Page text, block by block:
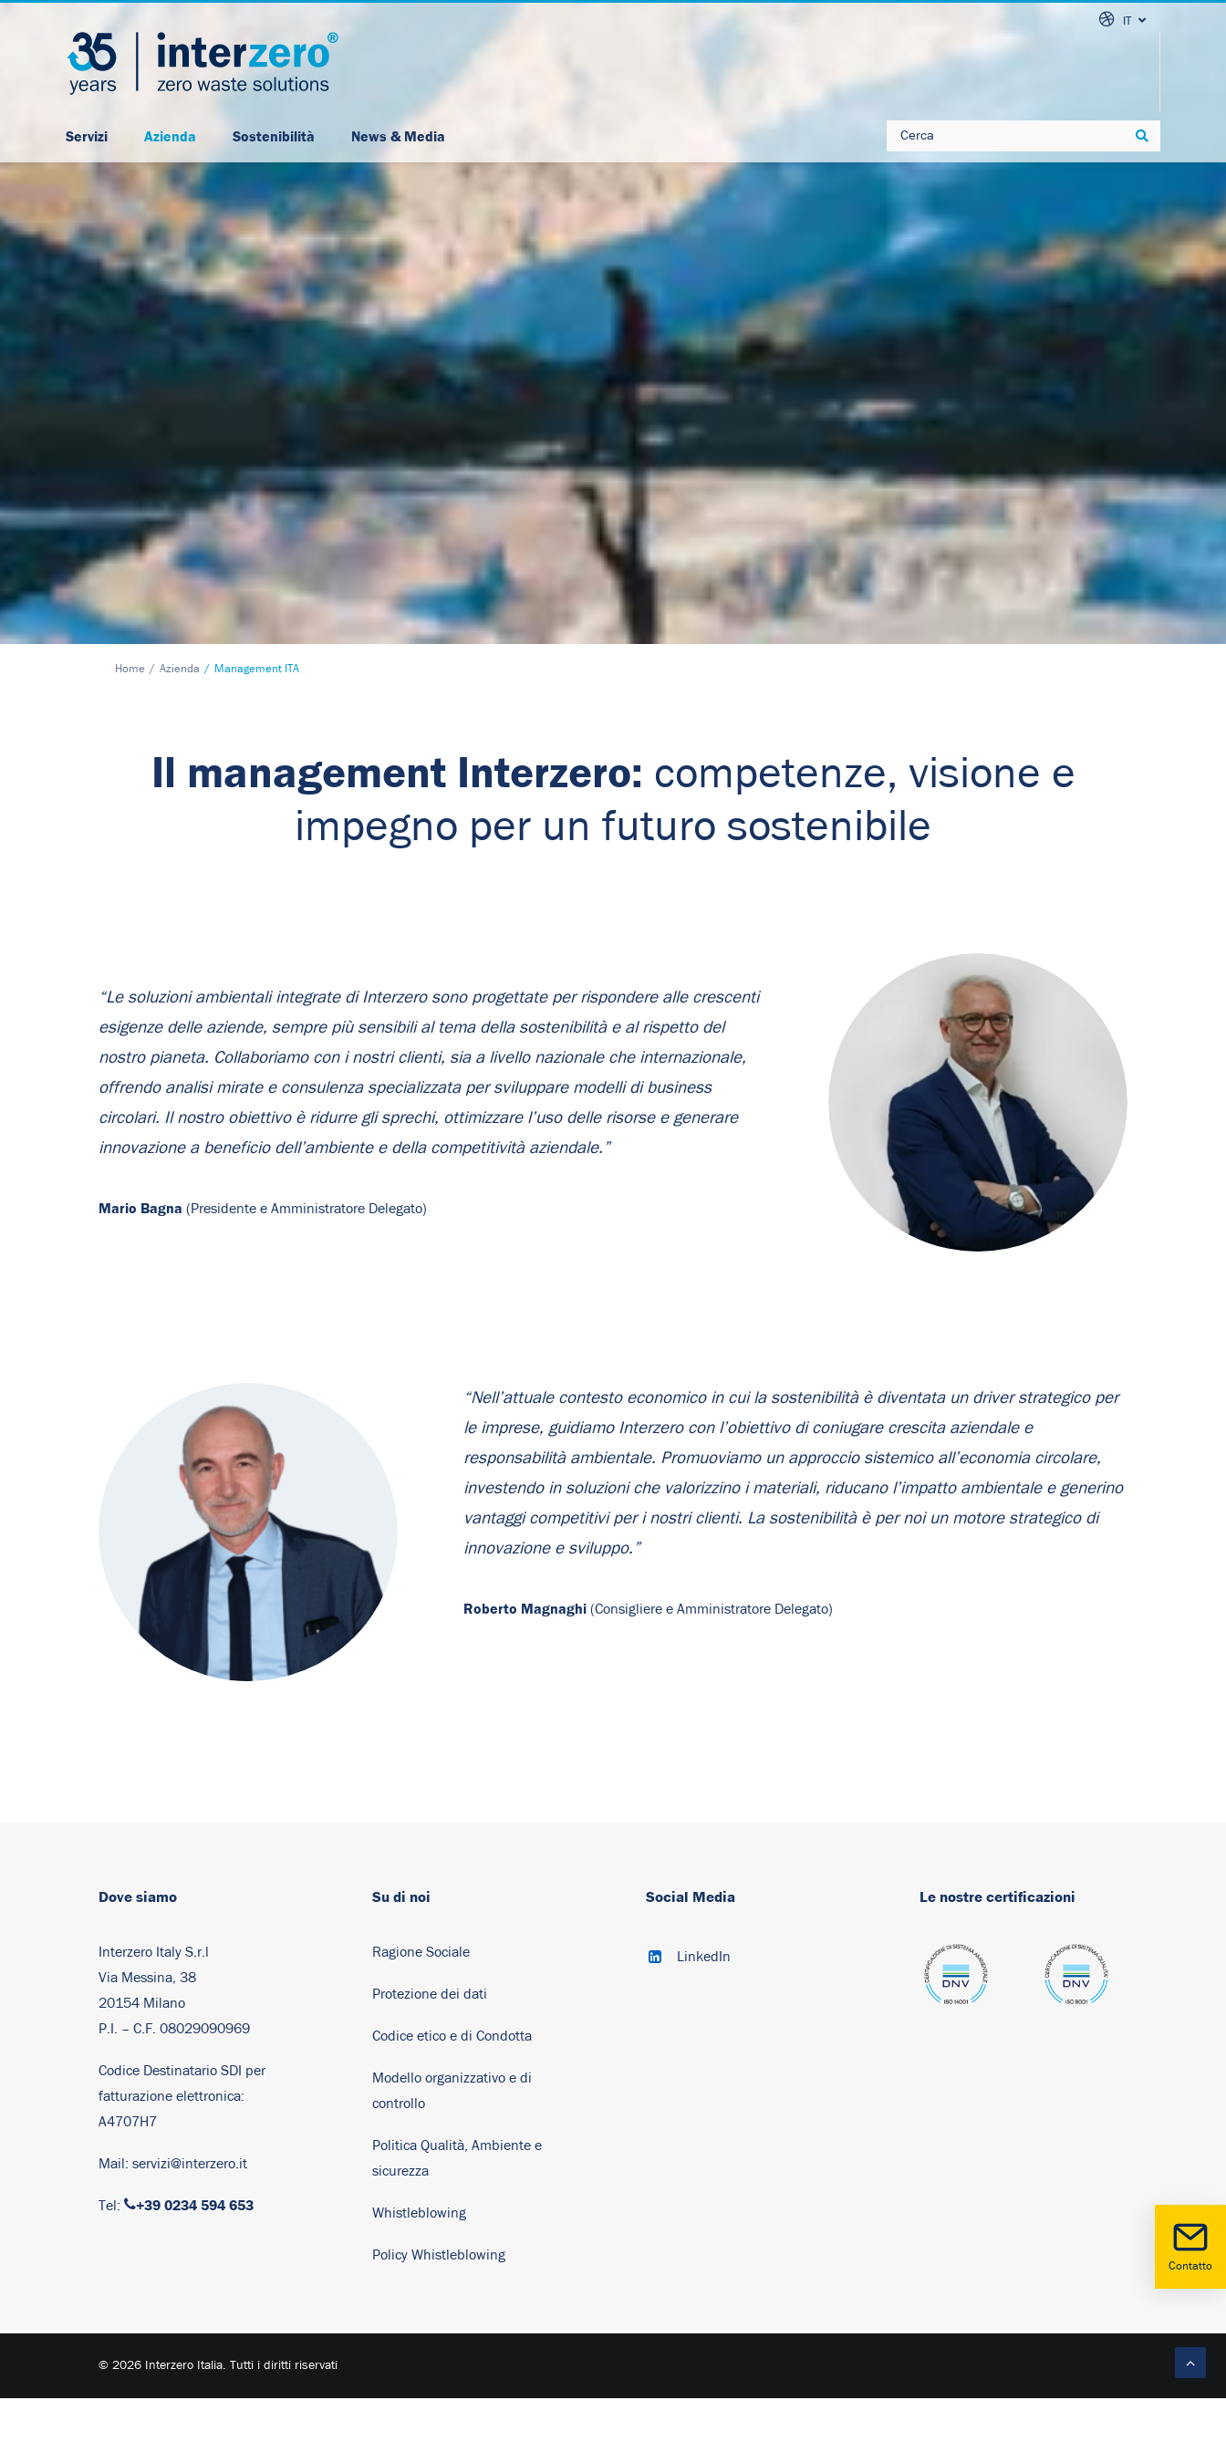
IT
Servizi Azienda Sostenibilità News & Media Search
Home Azienda Management ITA
Il management Interzero: competenze, visione e
impegno per un futuro sostenibile
“Le soluzioni ambientali integrate di Interzero sono progettate per rispondere alle crescenti
esigenze delle aziende, sempre più sensibili al tema della sostenibilità e al rispetto del
nostro pianeta. Collaboriamo con i nostri clienti, sia a livello nazionale che internazionale,
offrendo analisi mirate e consulenza specializzata per sviluppare modelli di business
circolari. Il nostro obiettivo è ridurre gli sprechi, ottimizzare l’uso delle risorse e generare
innovazione a beneficio dell’ambiente e della competitività aziendale.”
Mario Bagna (Presidente e Amministratore Delegato)
“Nell’attuale contesto economico in cui la sostenibilità è diventata un driver strategico per
le imprese, guidiamo Interzero con l’obiettivo di coniugare crescita aziendale e
responsabilità ambientale. Promuoviamo un approccio sistemico all’economia circolare,
investendo in soluzioni che valorizzino i materiali, riducano l’impatto ambientale e generino
vantaggi competitivi per i nostri clienti. La sostenibilità è per noi un motore strategico di
innovazione e sviluppo.”
Roberto Magnaghi (Consigliere e Amministratore Delegato)
Dove siamo
Interzero Italy S.r.l
Via Messina, 38
20154 Milano
P.I. – C.F. 08029090969
Codice Destinatario SDI per
fatturazione elettronica:
A4707H7
Mail: servizi@interzero.it
Tel: +39 0234 594 653
Su di noi
Ragione Sociale
Protezione dei dati
Codice etico e di Condotta
Modello organizzativo e di
controllo
Politica Qualità, Ambiente e
sicurezza
Whistleblowing
Policy Whistleblowing
Social Media
LinkedIn
Le nostre certificazioni
© 2026 Interzero Italia. Tutti i diritti riservati
Contatto